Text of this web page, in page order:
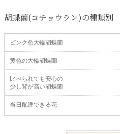
胡蝶蘭(コチョウラン)の種類別
ピンク色大輪胡蝶蘭
黄色の大輪胡蝶蘭
比べられても安心の
少し背が高い胡蝶蘭
当日配達できる花